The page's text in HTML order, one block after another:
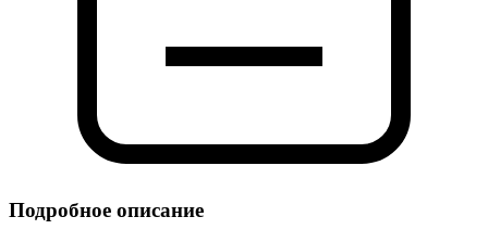
Подробное описание